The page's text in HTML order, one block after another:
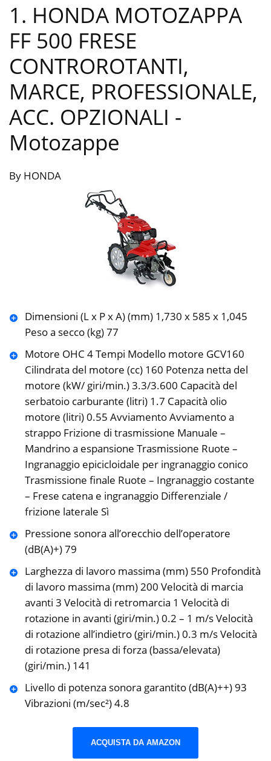
1. HONDA MOTOZAPPA
FF 500 FRESE
CONTROROTANTI,
MARCE, PROFESSIONALE,
ACC. OPZIONALI -
Motozappe
By HONDA
Dimensioni (L x P x A) (mm) 1,730 x 585 x 1,045
Peso a secco (kg) 77
Motore OHC 4 Tempi Modello motore GCV160
Cilindrata del motore (cc) 160 Potenza netta del
motore (kW/ giri/min.) 3.3/3.600 Capacità del
serbatoio carburante (litri) 1.7 Capacità olio
motore (litri) 0.55 Avviamento Avviamento a
strappo Frizione di trasmissione Manuale –
Mandrino a espansione Trasmissione Ruote –
Ingranaggio epicicloidale per ingranaggio conico
Trasmissione finale Ruote – Ingranaggio costante
– Frese catena e ingranaggio Differenziale /
frizione laterale Sì
Pressione sonora all’orecchio dell’operatore
(dB(A)+) 79
Larghezza di lavoro massima (mm) 550 Profondità
di lavoro massima (mm) 200 Velocità di marcia
avanti 3 Velocità di retromarcia 1 Velocità di
rotazione in avanti (giri/min.) 0.2 – 1 m/s Velocità
di rotazione all’indietro (giri/min.) 0.3 m/s Velocità
di rotazione presa di forza (bassa/elevata)
(giri/min.) 141
Livello di potenza sonora garantito (dB(A)++) 93
Vibrazioni (m/sec²) 4.8
ACQUISTA DA AMAZON